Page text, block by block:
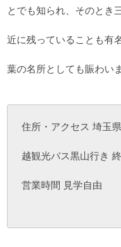
とでも知られ、そのとき
近に残っていることも有
葉の名所としても賑わい
住所・アクセス 埼玉
越観光バス黒山行き
営業時間 見学自由